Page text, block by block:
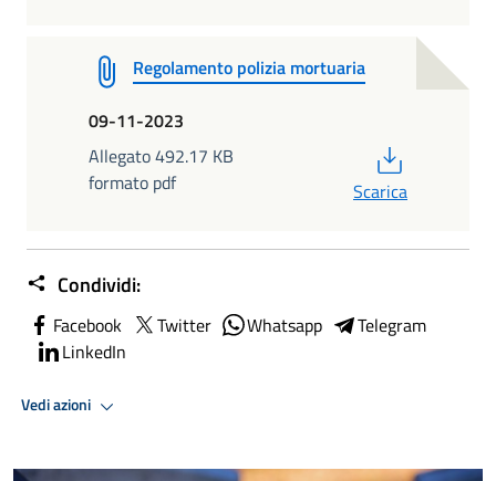
Regolamento polizia mortuaria
09-11-2023
Allegato 492.17 KB
formato pdf
Scarica
Condividi:
Facebook Twitter Whatsapp
Telegram
LinkedIn
Vedi azioni